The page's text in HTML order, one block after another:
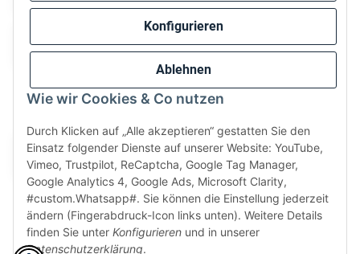
Konfigurieren
Ablehnen
Wie wir Cookies & Co nutzen
Durch Klicken auf „Alle akzeptieren“ gestatten Sie den
Einsatz folgender Dienste auf unserer Website: YouTube,
Vimeo, Trustpilot, ReCaptcha, Google Tag Manager,
Google Analytics 4, Google Ads, Microsoft Clarity,
#custom.Whatsapp#. Sie können die Einstellung jederzeit
ändern (Fingerabdruck-Icon links unten). Weitere Details
finden Sie unter Konfigurieren und in unserer
Datenschutzerklärung.
Wir versenden via: